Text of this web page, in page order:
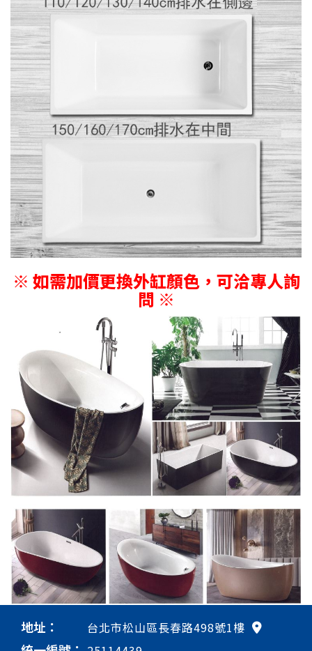
※ 如需加價更換外缸顏色，可洽專人詢
問 ※
地址： 台北市松山區長春路498號1樓